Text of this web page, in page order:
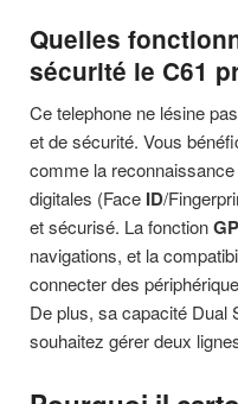
Quelles
sécurité le C61
Ce telephone ne lésine
et de sécurité. Vous
comme la reconnaissance
digitales (Face ID/
et sécurisé. La fonction
navigations, et la
connecter des
De plus, sa capacité Dual
souhaitez gérer deux